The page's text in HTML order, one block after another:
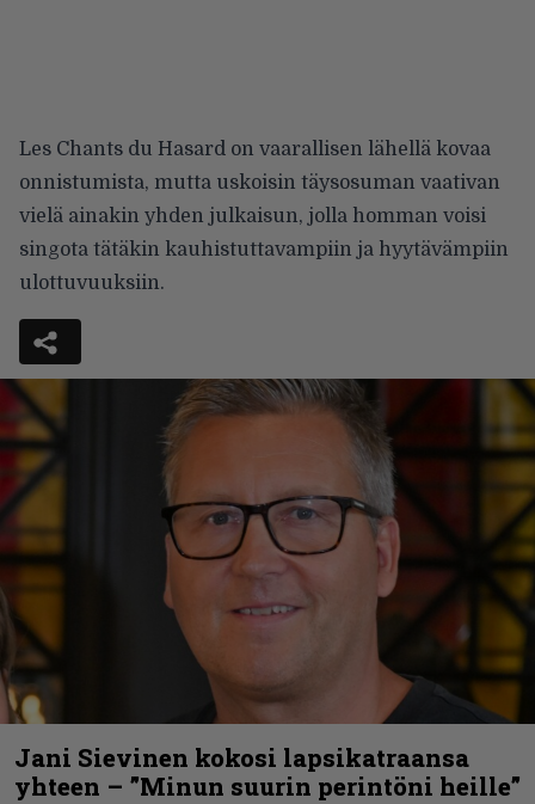
Les Chants du Hasard on vaarallisen lähellä kovaa
onnistumista, mutta uskoisin täysosuman vaativan
vielä ainakin yhden julkaisun, jolla homman voisi
singota tätäkin kauhistuttavampiin ja hyytävämpiin
ulottuvuuksiin.
Jani Sievinen kokosi lapsikatraansa
yhteen – ”Minun suurin perintöni heille”